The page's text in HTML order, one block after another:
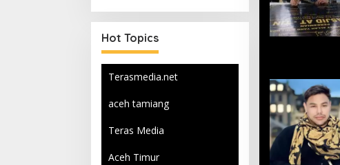
Hot Topics
Terasmedia.net
aceh tamiang
Teras Media
Aceh Timur